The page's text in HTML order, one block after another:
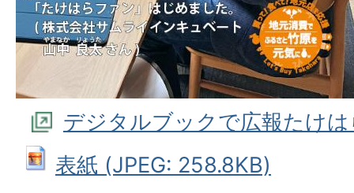
デジタルブックで広報たけ
表紙 (JPEG: 258.8KB)